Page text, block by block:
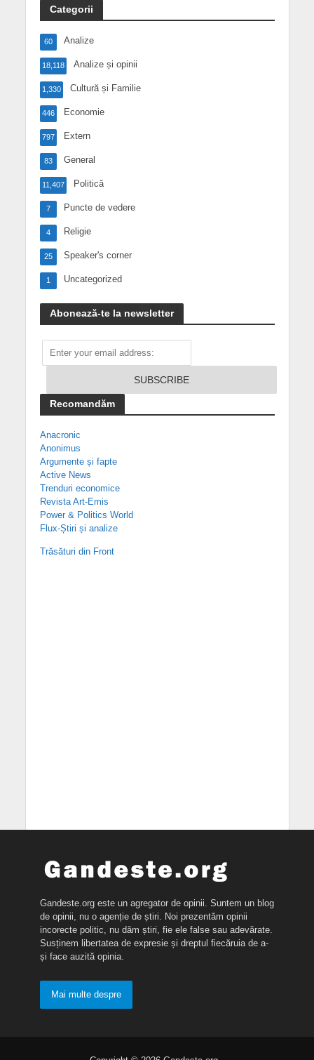
Categorii
Analize
60
Analize și opinii
18,118
Cultură și Familie
1,330
Economie
446
Extern
797
General
83
Politică
11,407
Puncte de vedere
7
Religie
4
Speaker's corner
25
Uncategorized
1
Abonează-te la newsletter
Recomandăm
Anacronic
Anonimus
Argumente și fapte
Active News
Trenduri economice
Revista Art-Emis
Power & Politics World
Flux-Știri și analize
Trăsături din Front
Gandeste.org este un agregator de opinii. Suntem un blog
de opinii, nu o agenție de știri. Noi prezentăm opinii
incorecte politic, nu dăm știri, fie ele false sau adevărate.
Susținem libertatea de expresie și dreptul fiecăruia de a-
și face auzită opinia.
Mai multe despre